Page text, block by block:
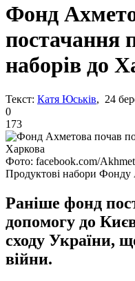
Фонд
постачання
наборів до
Текст: Катя Юськів, 24
0
173
Фото: facebook.com/
Продуктові набори
Раніше фонд
допомогу до
сходу України,
війни.